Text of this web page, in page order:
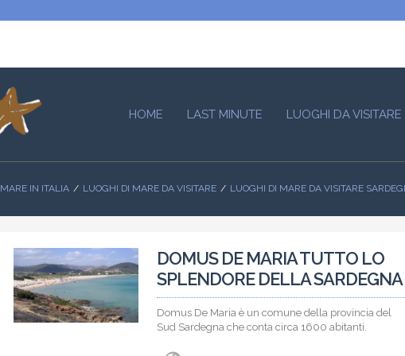
HOME LAST MINUTE LUOGHI DA VISITARE
MARE IN ITALIA LUOGHI DI MARE DA VISITARE LUOGHI DI MARE DA VISITARE
DOMUS DE MARIA TUTTO LO
SPLENDORE DELLA SARDEGNA
Domus De Maria è un comune della provincia del
Sud Sardegna che conta circa 1600 abitanti.